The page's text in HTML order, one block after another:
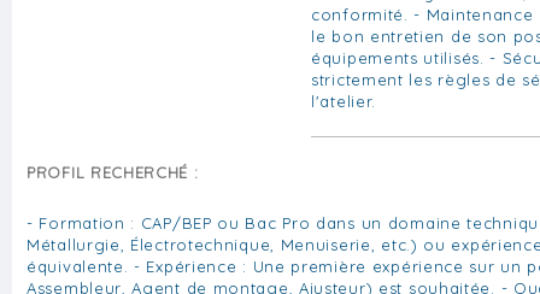
conformité. -
le bon entretien de son
équipements utilisés. -
strictement les règles de
l'atelier.
PROFIL RECHERCHÉ :
- Formation : CAP/BEP ou Bac Pro dans un domaine
Métallurgie, Électrotechnique, Menuiserie, etc.) ou
équivalente. - Expérience : Une première expérience sur un
Assembleur, Agent de montage, Ajusteur) est souhaitée. -